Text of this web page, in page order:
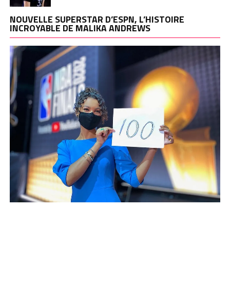
NOUVELLE SUPERSTAR D’ESPN, L’HISTOIRE
INCROYABLE DE MALIKA ANDREWS